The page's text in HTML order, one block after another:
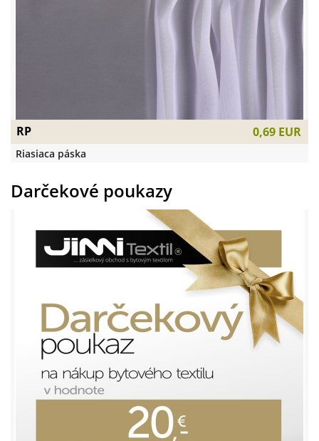
RP 0,69 EUR
Riasiaca páska
Darčekové poukazy